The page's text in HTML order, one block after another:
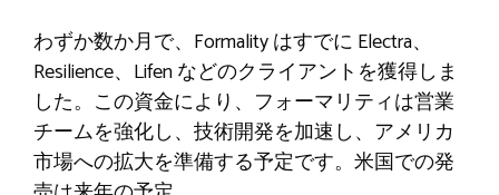
わずか数か月で、Formality はすでに Electra、
Resilience、Lifen などのクライアントを獲得しま
した。この資金により、フォーマリティは営業
チームを強化し、技術開発を加速し、アメリカ
市場への拡大を準備する予定です。米国での発